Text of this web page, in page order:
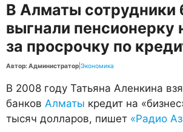
В Алматы сотрудники
выгнали пенсионерку
за просрочку по
Автор: Администратор Экономика
В 2008 году Татьяна Аленкина
банков Алматы кредит на
тысяч долларов, пишет «Радио